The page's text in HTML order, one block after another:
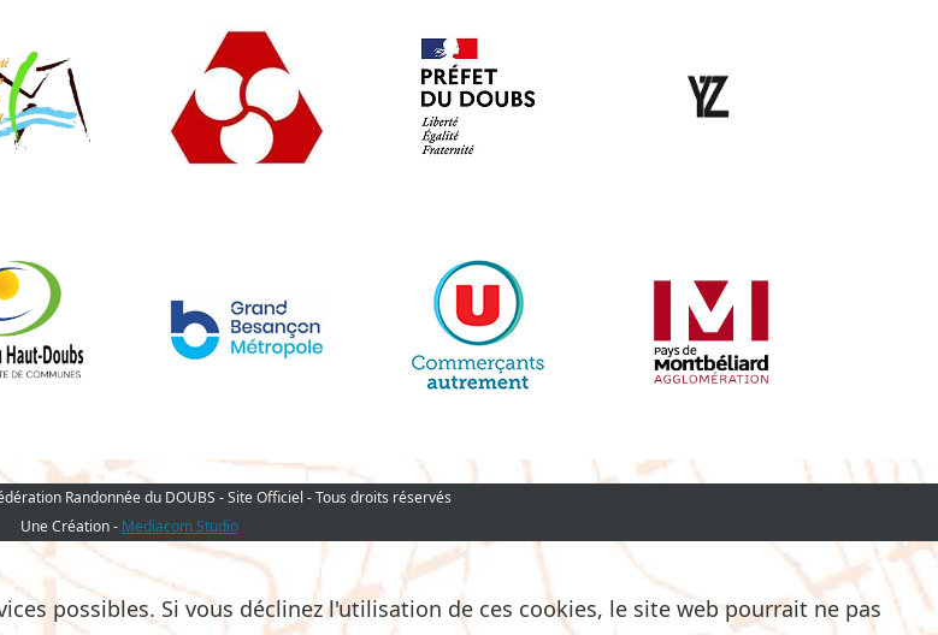
Randonnée du DOUBS - Site Officiel - Tous droits réservés
Une Création - Mediacom Studio
possibles. Si vous déclinez l'utilisation de ces cookies, le site web pourrait ne pas